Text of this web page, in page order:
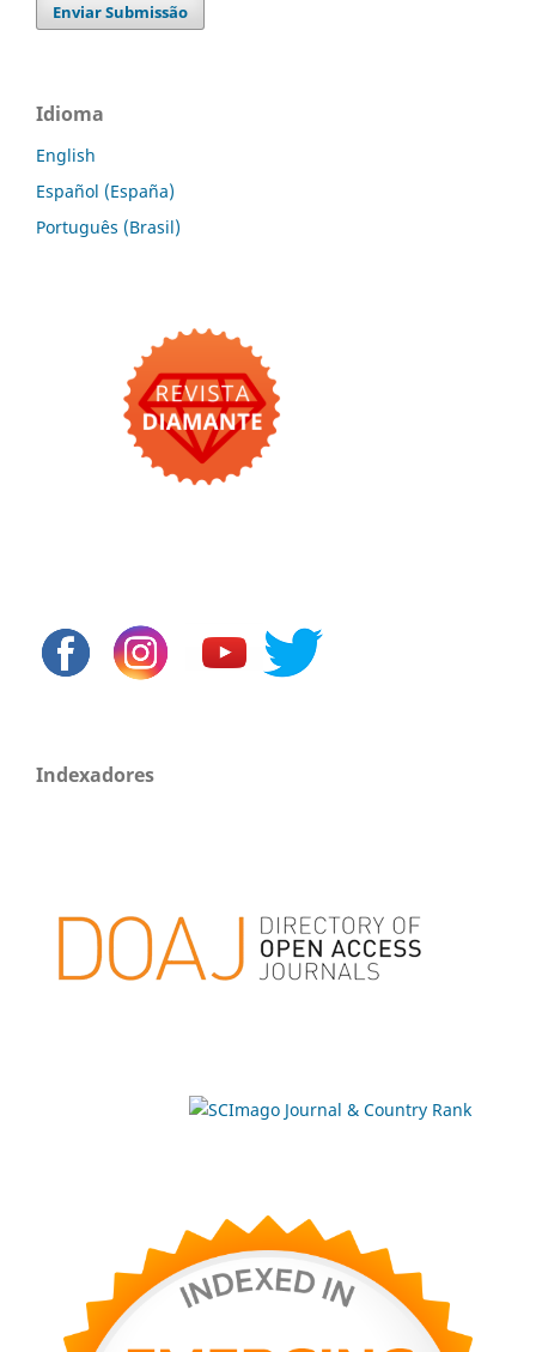
Enviar Submissão
Idioma
English
Español (España)
Português (Brasil)
Indexadores